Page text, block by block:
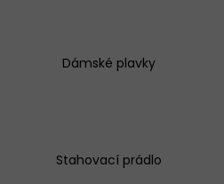
Dámské plavky
Stahovací prádlo